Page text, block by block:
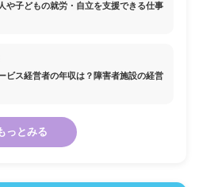
や子どもの就労・自立を支援できる仕事
ビス経営者の年収は？障害者施設の経営
っとみる